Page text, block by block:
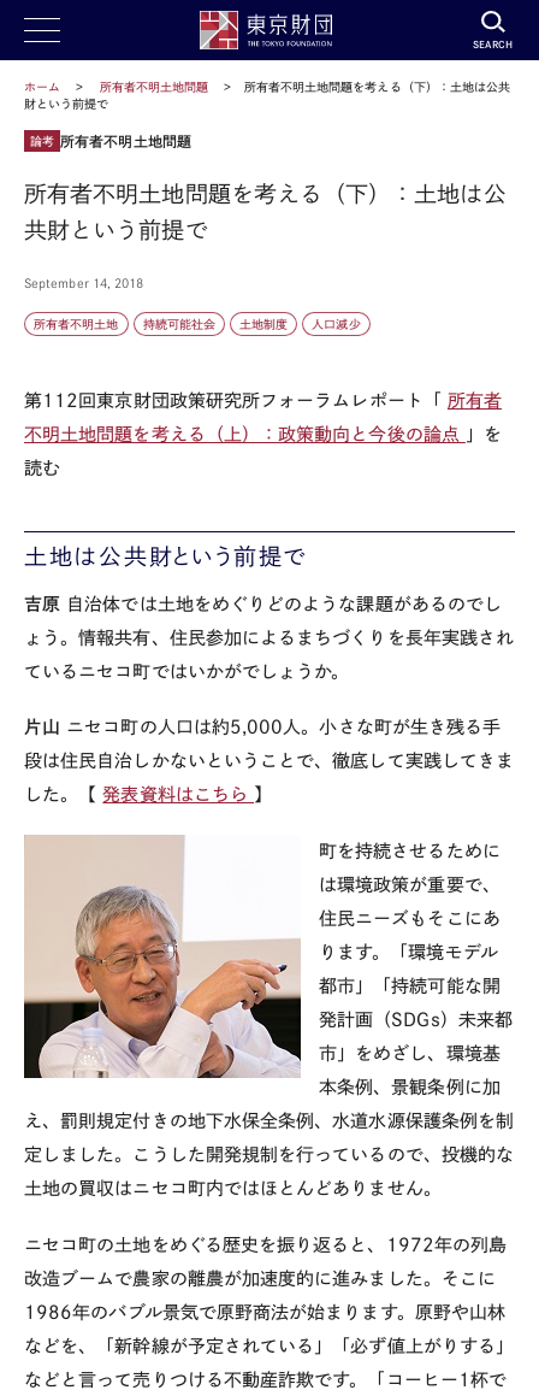
SEARCH
ホーム 所有者不明土地問題
所有者不明土地問題を考える（下）：土地は公共
財という前提で
論考 所有者不明土地問題
所有者不明土地問題を考える（下）：土地は公
共財という前提で
September 14, 2018
所有者不明土地 持続可能社会 土地制度 人口減少
第112回東京財団政策研究所フォーラムレポート「 所有者
不明土地問題を考える（上）：政策動向と今後の論点
」を
読む
土地は公共財という前提で
吉原 自治体では土地をめぐりどのような課題があるのでし
ょう。情報共有、住民参加によるまちづくりを長年実践され
ているニセコ町ではいかがでしょうか。
片山 ニセコ町の人口は約5,000人。小さな町が生き残る手
段は住民自治しかないということで、徹底して実践してきま
した。【発表資料はこちら 】
町を持続させるために
は環境政策が重要で、
住民ニーズもそこにあ
ります。「環境モデル
都市」「持続可能な開
発計画（SDGs）未来都
市」をめざし、環境基
本条例、景観条例に加
え、罰則規定付きの地下水保全条例、水道水源保護条例を制
定しました。こうした開発規制を行っているので、投機的な
土地の買収はニセコ町内ではほとんどありません。
ニセコ町の土地をめぐる歴史を振り返ると、1972年の列島
改造ブームで農家の離農が加速度的に進みました。そこに
1986年のバブル景気で原野商法が始まります。原野や山林
などを、「新幹線が予定されている」「必ず値上がりする」
などと言って売りつける不動産詐欺です。「コーヒー1杯で